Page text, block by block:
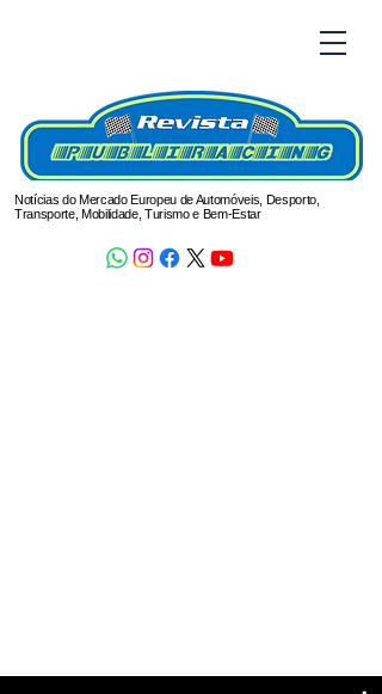
Notícias do Mercado Europeu de Automóveis, Desporto,
Transporte, Mobilidade, Turismo e Bem-Estar